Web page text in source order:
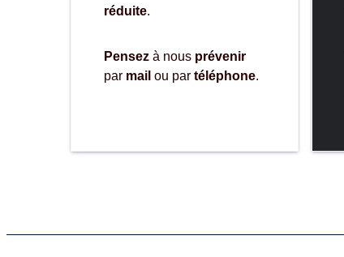
réduite.
Pensez à nous prévenir
par mail ou par téléphone.